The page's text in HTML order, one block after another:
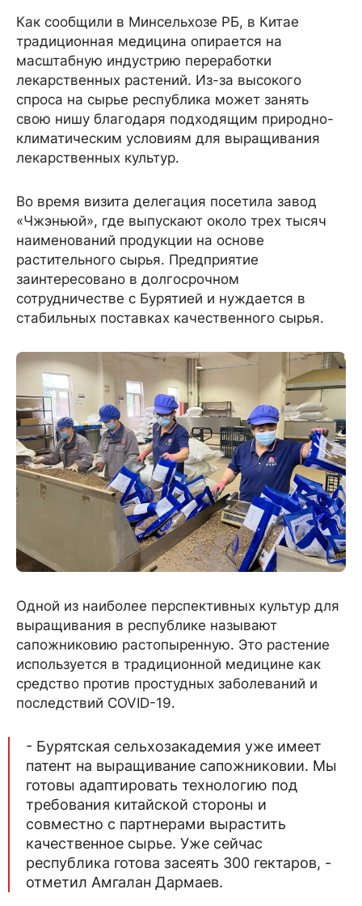
Как сообщили в Минсельхозе РБ, в Китае
традиционная медицина опирается на
масштабную индустрию переработки
лекарственных растений. Из-за высокого
спроса на сырье республика может занять
свою нишу благодаря подходящим природно-
климатическим условиям для выращивания
лекарственных культур.
Во время визита делегация посетила завод
«Чжэньюй», где выпускают около трех тысяч
наименований продукции на основе
растительного сырья. Предприятие
заинтересовано в долгосрочном
сотрудничестве с Бурятией и нуждается в
стабильных поставках качественного сырья.
Одной из наиболее перспективных культур для
выращивания в республике называют
сапожниковию растопыренную. Это растение
используется в традиционной медицине как
средство против простудных заболеваний и
последствий COVID-19.
- Бурятская сельхозакадемия уже имеет
патент на выращивание сапожниковии. Мы
готовы адаптировать технологию под
требования китайской стороны и
совместно с партнерами вырастить
качественное сырье. Уже сейчас
республика готова засеять 300 гектаров, -
отметил Амгалан Дармаев.